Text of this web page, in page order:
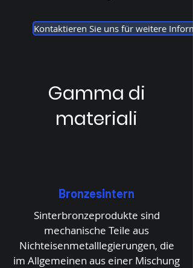
Kontaktieren Sie uns für weitere
Gamma di
materiali
Bronzesintern
Sinterbronzeprodukte sind
mechanische Teile aus
Nichteisenmetalllegierungen, die
im Allgemeinen aus einer Mischung